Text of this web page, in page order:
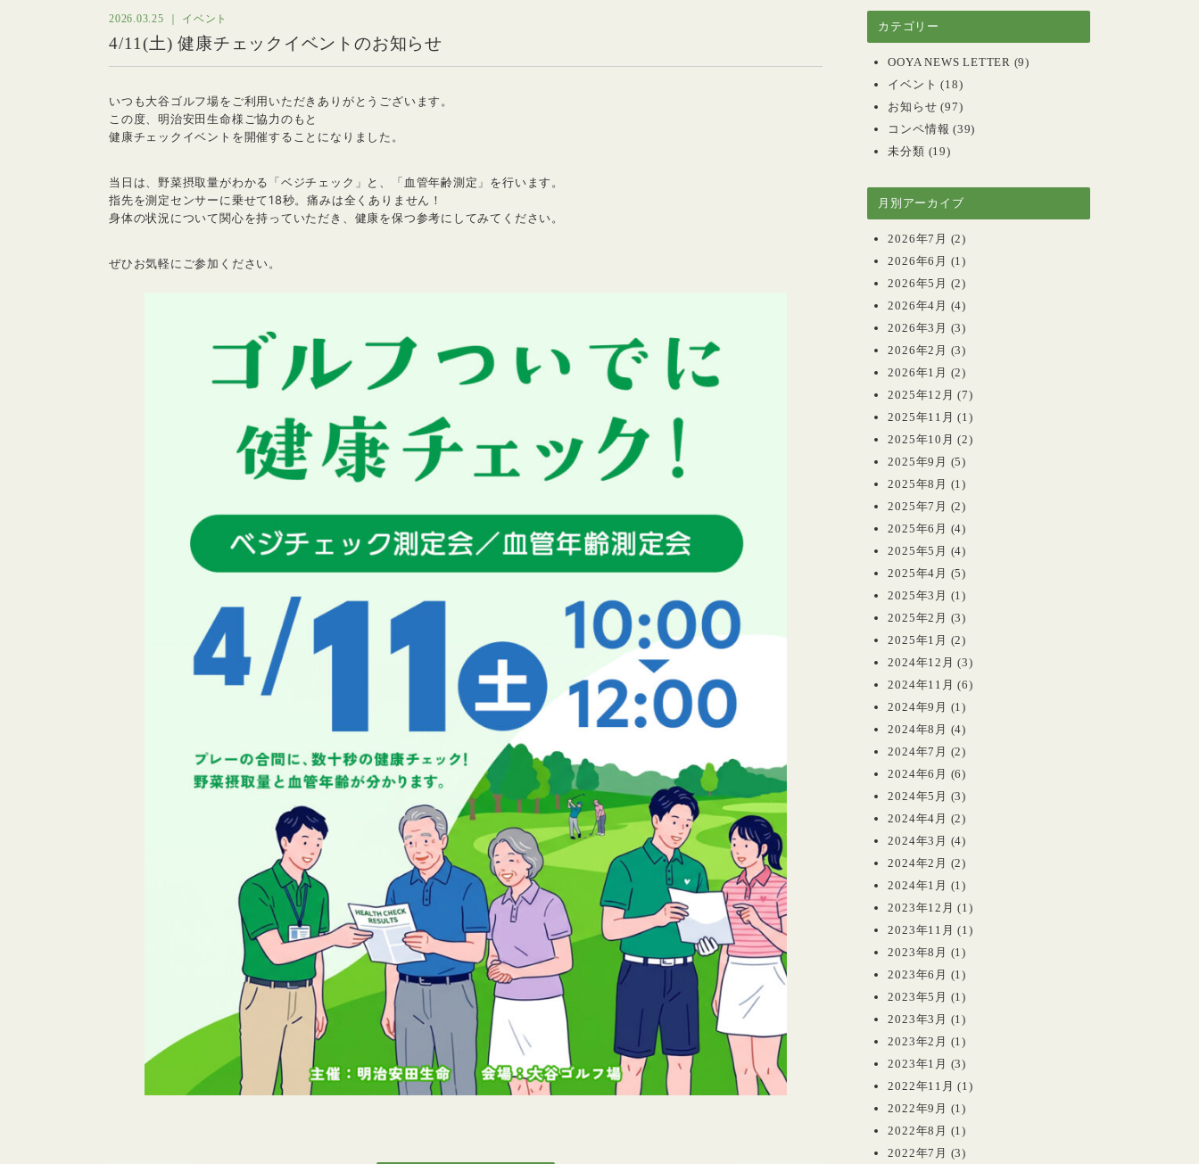
2026.03.25 ｜ イベント
4/11(土) 健康チェックイベントのお知らせ
いつも大谷ゴルフ場をご利用いただきありがとうございます。
この度、明治安田生命様ご協力のもと
健康チェックイベントを開催することになりました。
当日は、野菜摂取量がわかる「ベジチェック」と、「血管年齢測定」を行います。
指先を測定センサーに乗せて18秒。痛みは全くありません！
身体の状況について関心を持っていただき、健康を保つ参考にしてみてください。
ぜひお気軽にご参加ください。
カテゴリー
OOYA NEWS LETTER (9)
イベント (18)
お知らせ (97)
コンペ情報 (39)
未分類 (19)
月別アーカイブ
2026年7月 (2)
2026年6月 (1)
2026年5月 (2)
2026年4月 (4)
2026年3月 (3)
2026年2月 (3)
2026年1月 (2)
2025年12月 (7)
2025年11月 (1)
2025年10月 (2)
2025年9月 (5)
2025年8月 (1)
2025年7月 (2)
2025年6月 (4)
2025年5月 (4)
2025年4月 (5)
2025年3月 (1)
2025年2月 (3)
2025年1月 (2)
2024年12月 (3)
2024年11月 (6)
2024年9月 (1)
2024年8月 (4)
2024年7月 (2)
2024年6月 (6)
2024年5月 (3)
2024年4月 (2)
2024年3月 (4)
2024年2月 (2)
2024年1月 (1)
2023年12月 (1)
2023年11月 (1)
2023年8月 (1)
2023年6月 (1)
2023年5月 (1)
2023年3月 (1)
2023年2月 (1)
2023年1月 (3)
2022年11月 (1)
2022年9月 (1)
2022年8月 (1)
2022年7月 (3)